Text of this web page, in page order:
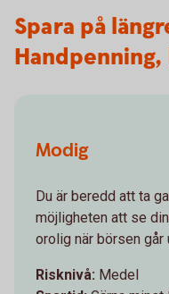
Spara på
Modig
Du är beredd att ta
möjligheten att se
orolig när börsen går
Risknivå: Medel